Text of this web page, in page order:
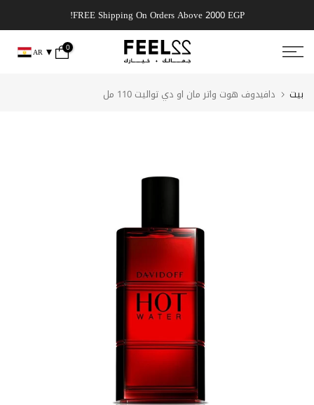
إلى
المحتوى
FREE Shipping On Orders Above 2000 EGP!
0
AR
بيت دافيدوف هوت واتر مان او دي تواليت 110 مل